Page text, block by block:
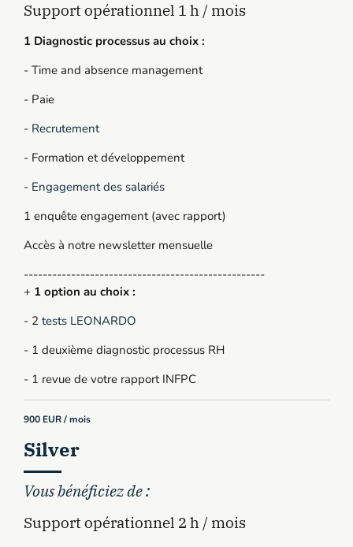
Support opérationnel 1 h / mois
1 Diagnostic processus au choix :
- Time and absence management
- Paie
- Recrutement
- Formation et développement
- Engagement des salariés
1 enquête engagement (avec rapport)
Accès à notre newsletter mensuelle
---------------------------------------------------
+ 1 option au choix :
- 2 tests LEONARDO
- 1 deuxième diagnostic processus RH
- 1 revue de votre rapport INFPC
900 EUR / mois
Silver
Vous bénéficiez de :
Support opérationnel 2 h / mois